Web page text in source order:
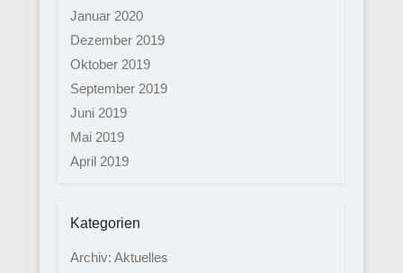
Januar 2020
Dezember 2019
Oktober 2019
September 2019
Juni 2019
Mai 2019
April 2019
Kategorien
Archiv: Aktuelles